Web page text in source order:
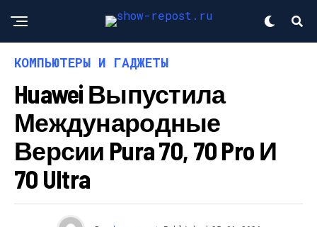
КОМПЬЮТЕРЫ И ГАДЖЕТЫ
Huawei Выпустила
Международные
Версии Pura 70, 70 Pro И
70 Ultra